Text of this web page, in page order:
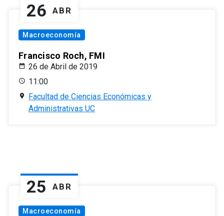
26 ABR
Macroeconomía
Francisco Roch, FMI
26 de Abril de 2019
11:00
Facultad de Ciencias Económicas y
Administrativas UC
25 ABR
Macroeconomía